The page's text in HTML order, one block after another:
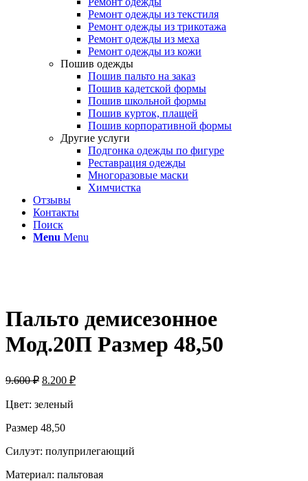
Ремонт одежды из текстиля
Ремонт одежды из трикотажа
Ремонт одежды из меха
Ремонт одежды из кожи
Пошив одежды
Пошив пальто на заказ
Пошив кадетской формы
Пошив школьной формы
Пошив курток, плащей
Пошив корпоративной формы
Другие услуги
Подгонка одежды по фигуре
Реставрация одежды
Многоразовые маски
Химчистка
Отзывы
Контакты
Поиск
Menu Menu
Пальто демисезонное
Мод.20П Размер 48,50
9.600₽ 8.200 ₽
Цвет: зеленый
Размер 48,50
Силуэт: полуприлегающий
Материал: пальтовая